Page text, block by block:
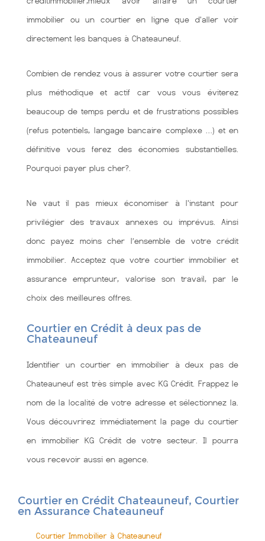
immobilier ou un courtier en ligne que d'aller voir
directement les banques à Chateauneuf.
Combien de rendez vous à assurer votre courtier sera
plus méthodique et actif car vous vous éviterez
beaucoup de temps perdu et de frustrations possibles
(refus potentiels, langage bancaire complexe …) et en
définitive vous ferez des économies substantielles.
Pourquoi payer plus cher?.
Ne vaut il pas mieux économiser à l'instant pour
privilégier des travaux annexes ou imprévus. Ainsi
donc payez moins cher l’ensemble de votre crédit
immobilier. Acceptez que votre courtier immobilier et
assurance emprunteur, valorise son travail, par le
choix des meilleures offres.
Courtier en Crédit à deux pas de
Chateauneuf
Identifier un courtier en immobilier à deux pas de
Chateauneuf est très simple avec KG Crédit. Frappez le
nom de la localité de votre adresse et sélectionnez la.
Vous découvrirez immédiatement la page du courtier
en immobilier KG Crédit de votre secteur. Il pourra
vous recevoir aussi en agence.
Courtier en Crédit Chateauneuf, Courtier
en Assurance Chateauneuf
Courtier Immobilier à Chateauneuf